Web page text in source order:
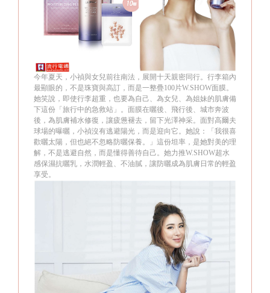
今年夏天，小禎與女兒前往南法，展開十天親密同行。行李箱內
最顯眼的，不是珠寶與高訂，而是一整疊100片W.SHOW面膜。
她笑說，即使行李超重，也要為自己、為女兒、為姐妹的肌膚備
下這份「旅行中的急救站」。面膜在曬後、飛行後、城市奔波
後，為肌膚補水修復，讓疲憊褪去，留下光澤神采。面對高爾夫
球場的曝曬，小禎沒有逃避陽光，而是迎向它。她說：「我很喜
歡曬太陽，但也絕不忽略防曬保養。」這份坦率，是她對美的理
解，不是逃避自然，而是懂得善待自己。她力推W.SHOW超水
感保濕抗曬乳，水潤輕盈、不油膩，讓防曬成為肌膚日常的輕盈
享受。